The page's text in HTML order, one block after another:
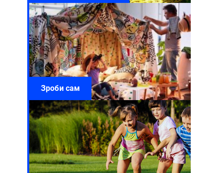
Зроби сам